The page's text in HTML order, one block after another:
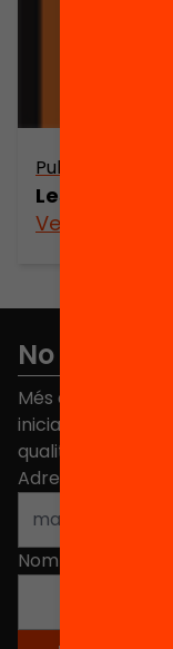
Publicació
Les famílies
Veure’n més
No et perdis
Més de 40.000
iniciatives,
qualitat de
Adreça
Nom